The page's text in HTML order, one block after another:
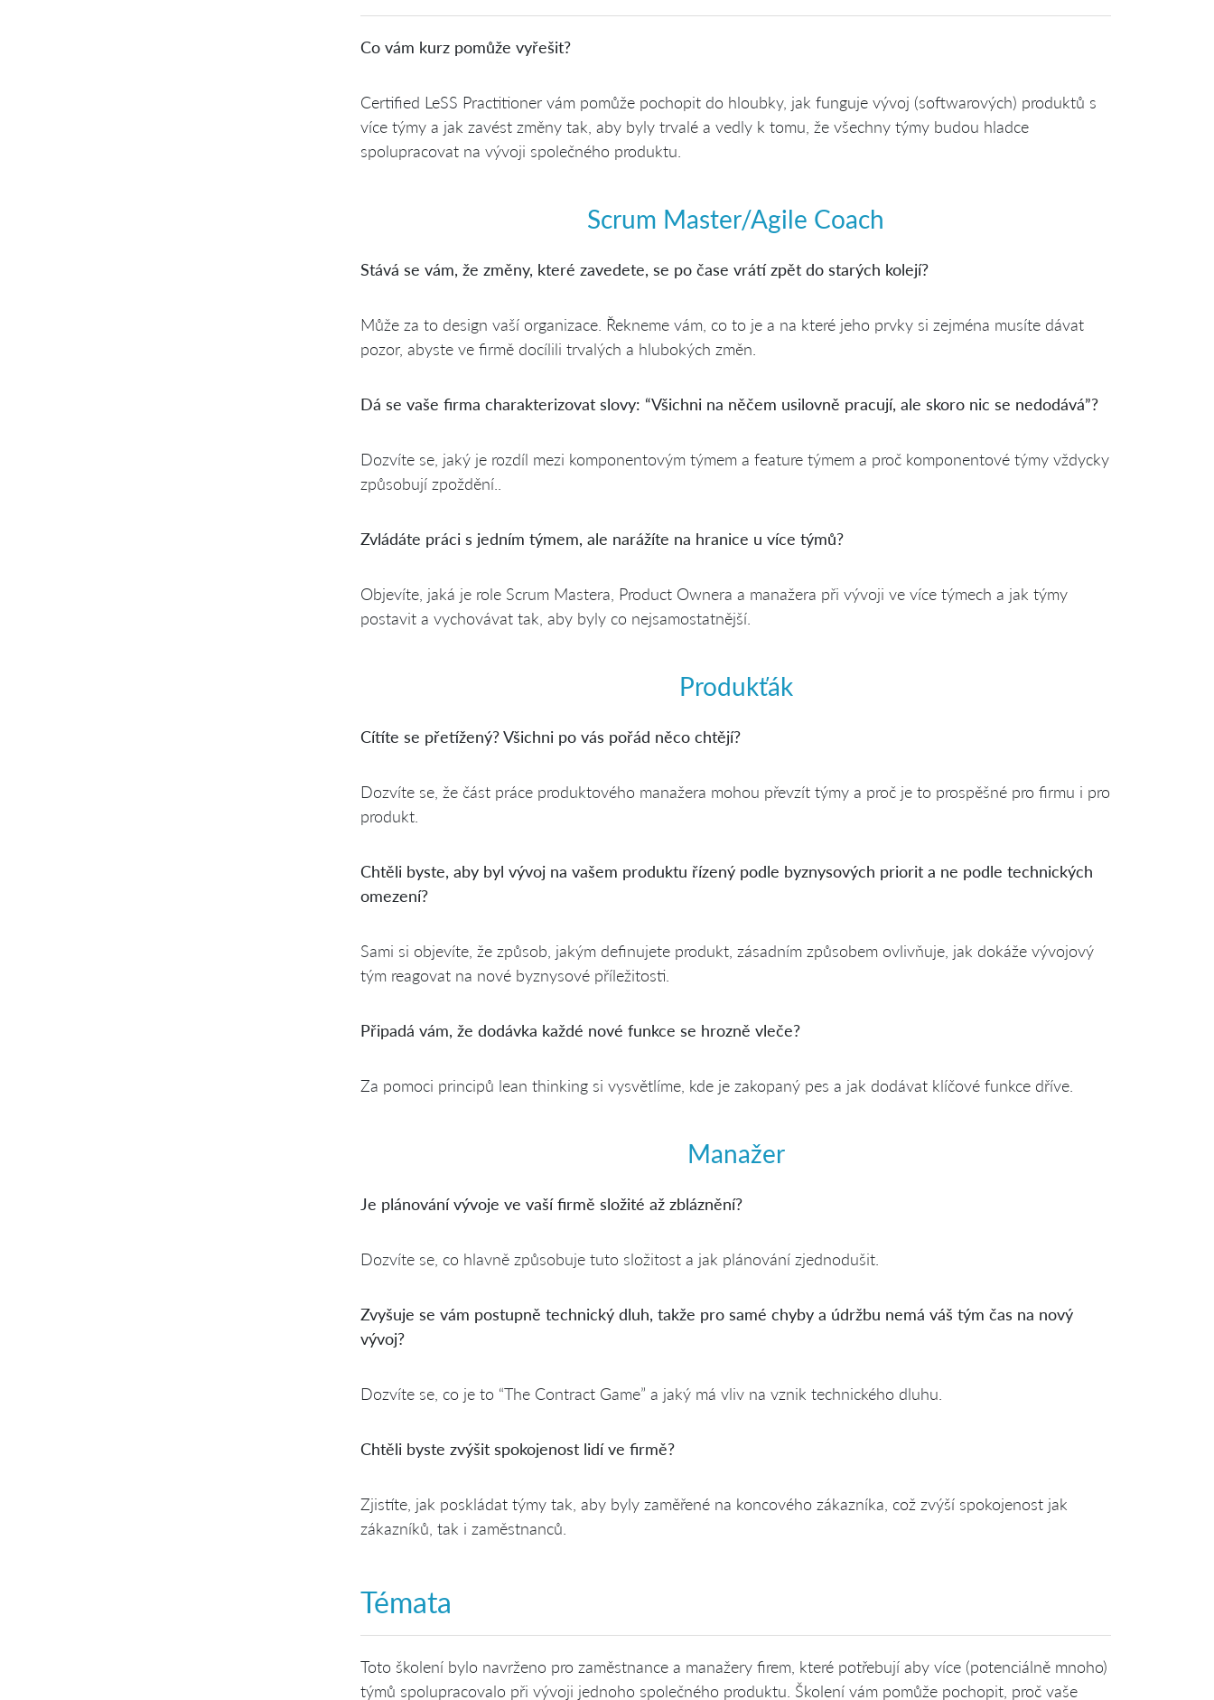
Co vám kurz pomůže vyřešit?
Certified LeSS Practitioner vám pomůže pochopit do hloubky, jak funguje vývoj (softwarových) produktů s
více týmy a jak zavést změny tak, aby byly trvalé a vedly k tomu, že všechny týmy budou hladce
spolupracovat na vývoji společného produktu.
Scrum Master/Agile Coach
Stává se vám, že změny, které zavedete, se po čase vrátí zpět do starých kolejí?
Může za to design vaší organizace. Řekneme vám, co to je a na které jeho prvky si zejména musíte dávat
pozor, abyste ve firmě docílili trvalých a hlubokých změn.
Dá se vaše firma charakterizovat slovy: “Všichni na něčem usilovně pracují, ale skoro nic se nedodává”?
Dozvíte se, jaký je rozdíl mezi komponentovým týmem a feature týmem a proč komponentové týmy vždycky
způsobují zpoždění..
Zvládáte práci s jedním týmem, ale narážíte na hranice u více týmů?
Objevíte, jaká je role Scrum Mastera, Product Ownera a manažera při vývoji ve více týmech a jak týmy
postavit a vychovávat tak, aby byly co nejsamostatnější.
Produkťák
Cítíte se přetížený? Všichni po vás pořád něco chtějí?
Dozvíte se, že část práce produktového manažera mohou převzít týmy a proč je to prospěšné pro firmu i pro
produkt.
Chtěli byste, aby byl vývoj na vašem produktu řízený podle byznysových priorit a ne podle technických
omezení?
Sami si objevíte, že způsob, jakým definujete produkt, zásadním způsobem ovlivňuje, jak dokáže vývojový
tým reagovat na nové byznysové příležitosti.
Připadá vám, že dodávka každé nové funkce se hrozně vleče?
Za pomoci principů lean thinking si vysvětlíme, kde je zakopaný pes a jak dodávat klíčové funkce dříve.
Manažer
Je plánování vývoje ve vaší firmě složité až zbláznění?
Dozvíte se, co hlavně způsobuje tuto složitost a jak plánování zjednodušit.
Zvyšuje se vám postupně technický dluh, takže pro samé chyby a údržbu nemá váš tým čas na nový
vývoj?
Dozvíte se, co je to “The Contract Game” a jaký má vliv na vznik technického dluhu.
Chtěli byste zvýšit spokojenost lidí ve firmě?
Zjistíte, jak poskládat týmy tak, aby byly zaměřené na koncového zákazníka, což zvýší spokojenost jak
zákazníků, tak i zaměstnanců.
Témata
Toto školení bylo navrženo pro zaměstnance a manažery firem, které potřebují aby více (potenciálně mnoho)
týmů spolupracovalo při vývoji jednoho společného produktu. Školení vám pomůže pochopit, proč vaše